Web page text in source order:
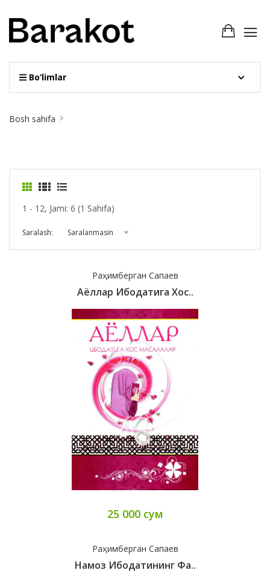
Bo‘limlar
Breadcrumb
Bosh sahifa
1 - 12, Jami: 6 (1 Sahifa)
Saralash: Saralanmasin
Раҳимберган Сапаев
Аёллар Ибодатига Хос..
25 000 сум
Раҳимберган Сапаев
Намоз Ибодатининг Фа..